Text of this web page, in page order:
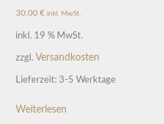
30,00 € inkl. MwSt.
inkl. 19 % MwSt.
zzgl. Versandkosten
Lieferzeit: 3-5 Werktage
Weiterlesen